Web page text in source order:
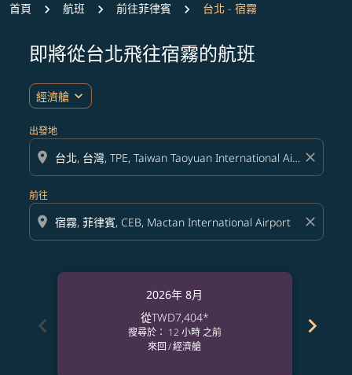
首頁 航班 前往菲律賓 台北 - 宿霧
即將從台北飛往宿霧的航班
經濟艙 expand_more
出發地
location_on close
前往
location_on close
chevron_left
2026年 8月
從TWD7,404*
搜尋於： 12 小時 之前
來回/經濟艙
chevron_right